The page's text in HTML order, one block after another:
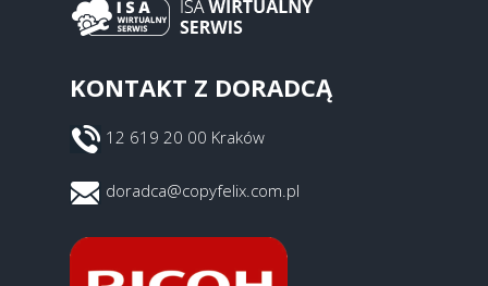
KONTAKT Z DORADCĄ
12 619 20 00 Kraków
doradca@copyfelix.com.pl